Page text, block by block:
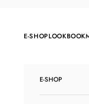
E-SHOPLOOKBOOK
E-SHOP